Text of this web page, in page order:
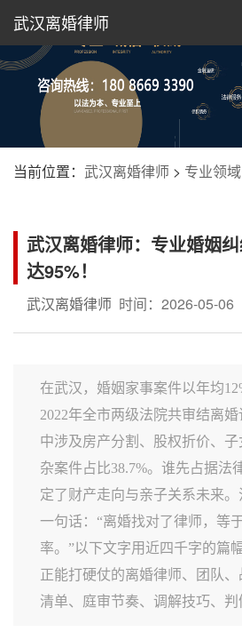
武汉离婚律师
当前位置： 武汉离婚律师 > 专业领域
武汉离婚律师：专业婚姻
达95%！
武汉离婚律师 时间：2026-05-06
在武汉，婚姻家事案件以年均
2022年全市两级法院共审结离婚
中涉及房产分割、股权折价、
杂案件占比38.7%。谁先占据法
定了财产走向与亲子关系未来
一句话：“离婚找对了律师，等
率。”以下文字用近四千字的篇
正能打硬仗的离婚律师、团队
清单、庭审节奏、调解技巧、判